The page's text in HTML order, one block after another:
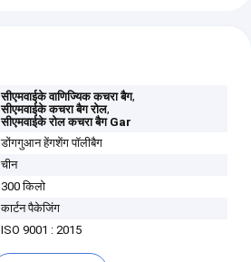
सीएमवाईके वाणिज्यिक कचरा बैग,
सीएमवाईके कचरा बैग रोल,
सीएमवाईके रोल कचरा बैग Gar
डोंगगुआन हेंगशेंग पॉलीबैग
चीन
300 किलो
कार्टन पैकेजिंग
ISO 9001 : 2015